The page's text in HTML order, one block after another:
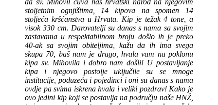
stoljetnim ognjištima, 14 kipova na spomen 14
stoljeća kršćanstva u Hrvata. Kip je težak 4 tone, a
visok 330 cm. Darovatelji su danas s nama sa svojim
zastavama u respektabilnom broju došlo ih je preko
40-ak sa svojim obiteljima, kažu da ih ima svega
skupa 70, baš nam je drago, hvala vam na poklonu
kipa sv. Mihovila i dobro nam došli! U postavljanje
kipa i njegovo postolje uključile su se mnoge
institucije, poduzeća i pojedinci i oni su danas s nama
ovdje pa svima iskrena hvala i veliki pozdrav! Kako je
ovo jedini kip koji se postavlja na području naše HNŽ,